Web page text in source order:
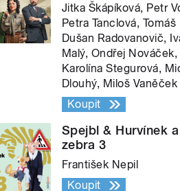
Jitka Škápíková, Petr
Petra Tanclová, Tomáš
Dušan Radovanovič,
Malý, Ondřej Nováček,
Karolína Stegurová,
Dlouhý, Miloš Vaněček
Koupit
Spejbl & Hurvínek
zebra 3
František Nepil
Koupit